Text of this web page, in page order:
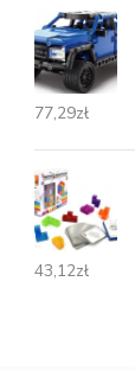
77,29zł
43,12zł